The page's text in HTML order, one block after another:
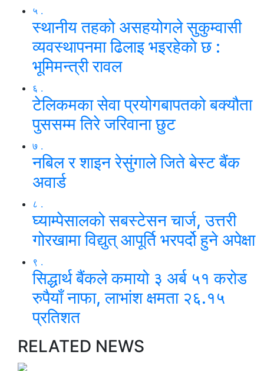
५ .
स्थानीय तहको असहयोगले सुकुम्वासी
व्यवस्थापनमा ढिलाइ भइरहेकाे छ :
भूमिमन्त्री रावल
६ .
टेलिकमका सेवा प्रयोगबापतको बक्यौता
पुससम्म तिरे जरिवाना छुट
७ .
नबिल र शाइन रेसुंगाले जिते बेस्ट बैंक
अवार्ड
८ .
घ्याम्पेसालको सबस्टेसन चार्ज, उत्तरी
गोरखामा विद्युत् आपूर्ति भरपर्दो हुने अपेक्षा
९ .
सिद्धार्थ बैंकले कमायो ३ अर्ब ५१ करोड
रुपैयाँ नाफा, लाभांश क्षमता २६.१५
प्रतिशत
RELATED NEWS